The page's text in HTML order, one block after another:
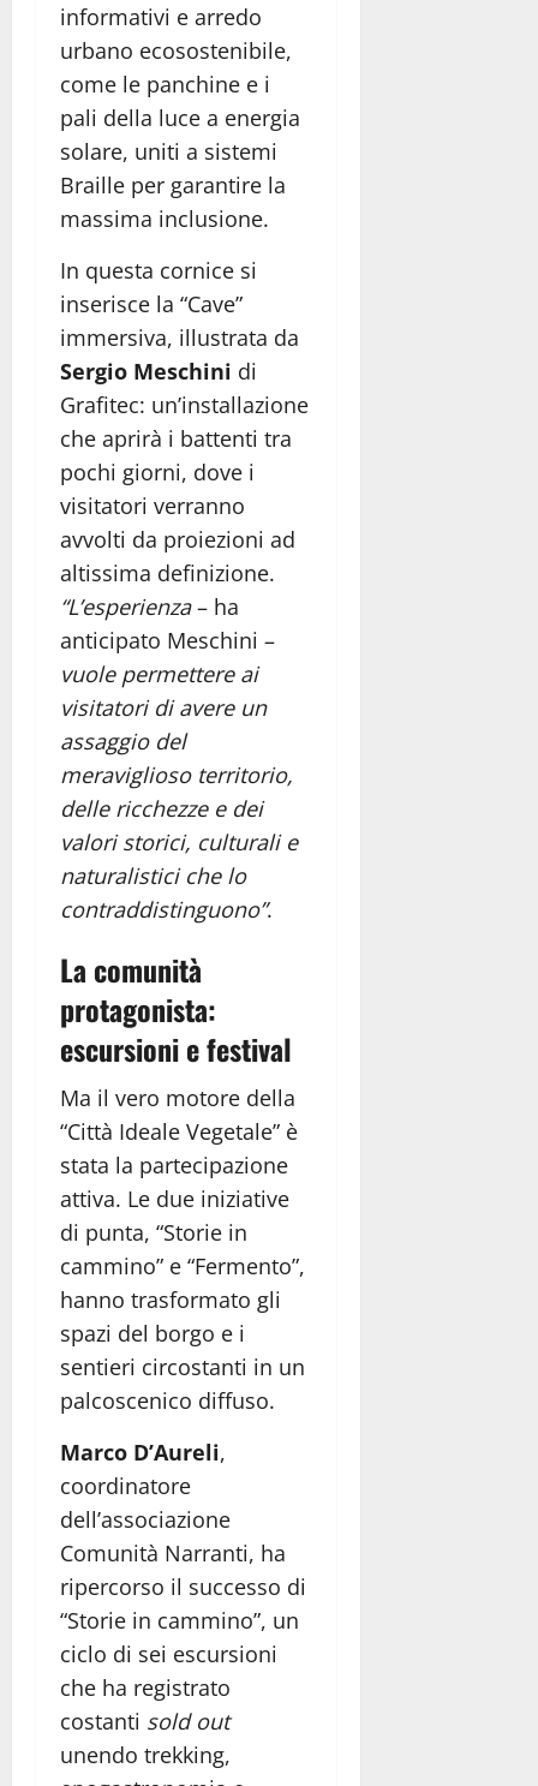
informativi e arredo
urbano ecosostenibile,
come le panchine e i
pali della luce a energia
solare, uniti a sistemi
Braille per garantire la
massima inclusione.
In questa cornice si
inserisce la “Cave”
immersiva, illustrata da
Sergio Meschini di
Grafitec: un’installazione
che aprirà i battenti tra
pochi giorni, dove i
visitatori verranno
avvolti da proiezioni ad
altissima definizione.
“L’esperienza– ha
anticipato Meschini –
vuole permettere ai
visitatori di avere un
assaggio del
meraviglioso territorio,
delle ricchezze e dei
valori storici, culturali e
naturalistici che lo
contraddistinguono”.
La comunità
protagonista:
escursioni e festival
Ma il vero motore della
“Città Ideale Vegetale” è
stata la partecipazione
attiva. Le due iniziative
di punta, “Storie in
cammino” e “Fermento”,
hanno trasformato gli
spazi del borgo e i
sentieri circostanti in un
palcoscenico diffuso.
Marco D’Aureli,
coordinatore
dell’associazione
Comunità Narranti, ha
ripercorso il successo di
“Storie in cammino”, un
ciclo di sei escursioni
che ha registrato
costanti sold out
unendo trekking,